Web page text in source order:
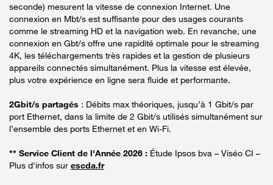
seconde) mesurent la vitesse de connexion Internet. Une
connexion en Mbt/s est suffisante pour des usages courants
comme le streaming HD et la navigation web. En revanche, une
connexion en Gbt/s offre une rapidité optimale pour le streaming
4K, les téléchargements très rapides et la gestion de plusieurs
appareils connectés simultanément. Plus la vitesse est élevée,
plus votre expérience en ligne sera fluide et performante.
2Gbit/s partagés : Débits max théoriques, jusqu’à 1 Gbit/s par
port Ethernet, dans la limite de 2 Gbit/s utilisés simultanément sur
l’ensemble des ports Ethernet et en Wi-Fi.
** Service Client de l'Année 2026 : Étude Ipsos bva – Viséo CI –
Plus d'infos sur escda.fr